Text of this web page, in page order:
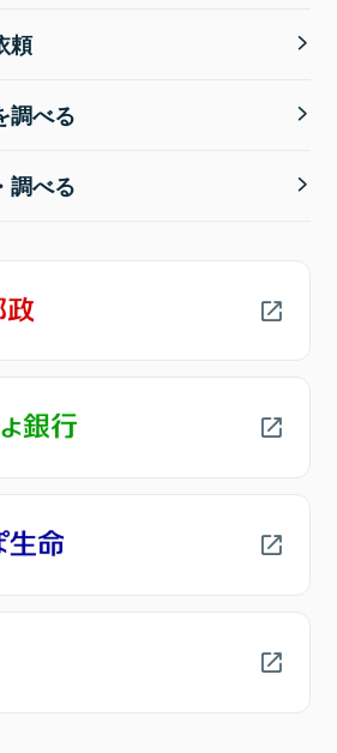
頼
調べる
調べる